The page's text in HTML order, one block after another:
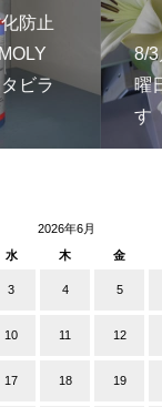
防止
ビラ
8/3
曜
す
2026年6月
水 木 金
3 4 5
10 11 12
17 18 19